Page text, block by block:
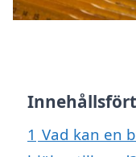
1 Vad kan en